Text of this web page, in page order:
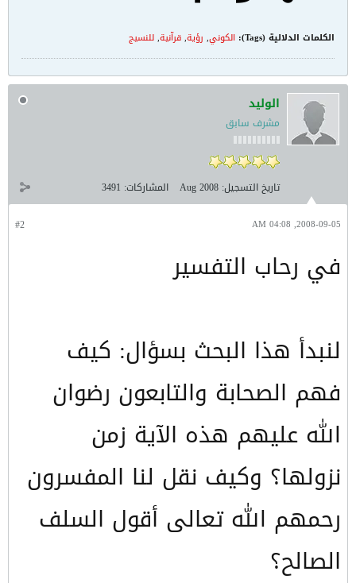
الكلمات الدلالية (Tags): الكوني, رؤية,قرآنية,للنسيج
الوليد
مشرف سابق
تاريخ التسجيل: Aug 2008 المشاركات: 3491
#2 2008-09-05, 04:08 AM
في رحاب التفسير
لنبدأ هذا البحث بسؤال: كيف
فهم الصحابة والتابعون رضوان
الله عليهم هذه الآية زمن
نزولها؟ وكيف نقل لنا المفسرون
رحمهم الله تعالى أقول السلف
الصالح؟